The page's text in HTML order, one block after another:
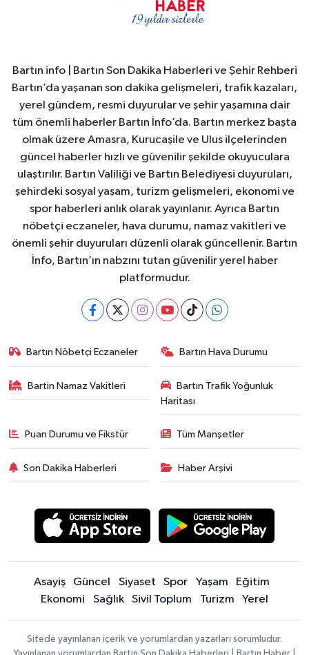
Bartın info | Bartın Son Dakika Haberleri ve Şehir Rehberi
Bartın’da yaşanan son dakika gelişmeleri, trafik kazaları,
yerel gündem, resmi duyurular ve şehir yaşamına dair
tüm önemli haberler Bartın İnfo’da. Bartın merkez başta
olmak üzere Amasra, Kurucaşile ve Ulus ilçelerinden
güncel haberler hızlı ve güvenilir şekilde okuyuculara
ulaştırılır. Bartın Valiliği ve Bartın Belediyesi duyuruları,
şehirdeki sosyal yaşam, turizm gelişmeleri, ekonomi ve
spor haberleri anlık olarak yayınlanır. Ayrıca Bartın
nöbetçi eczaneler, hava durumu, namaz vakitleri ve
önemli şehir duyuruları düzenli olarak güncellenir. Bartın
İnfo, Bartın’ın nabzını tutan güvenilir yerel haber
platformudur.
Bartın Nöbetçi Eczaneler Bartın Hava Durumu
Bartin Namaz Vakitleri
Bartın Trafik Yoğunluk
Haritası
Puan Durumu ve Fikstür Tüm Manşetler
Son Dakika Haberleri Haber Arşivi
Asayiş Güncel Siyaset Spor Yaşam
Eğitim
Ekonomi
Sağlık Sivil Toplum Turizm Yerel
Sitede yayınlanan içerik ve yorumlardan yazarları sorumludur.